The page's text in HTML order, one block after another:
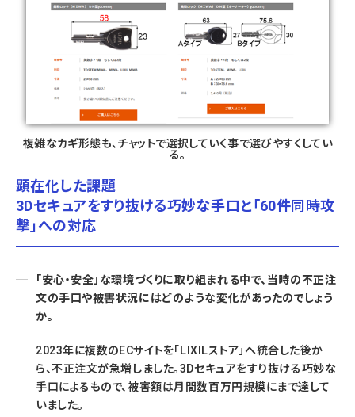
複雑なカギ形態も、チャットで選択していく事で選びやすくしてい
る。
顕在化した課題
3Dセキュアをすり抜ける巧妙な手口と「60件同時攻
撃」への対応
「安心・安全」な環境づくりに取り組まれる中で、当時の不正注
文の手口や被害状況にはどのような変化があったのでしょう
か。
2023年に複数のECサイトを「LIXILストア」へ統合した後か
ら、不正注文が急増しました。3Dセキュアをすり抜ける巧妙な
手口によるもので、被害額は月間数百万円規模にまで達して
いました。